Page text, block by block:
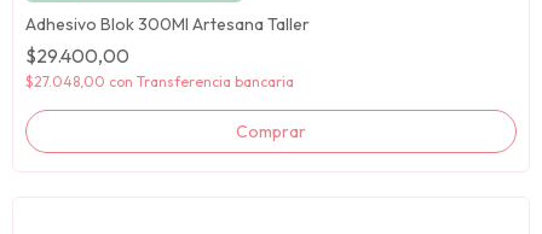
Adhesivo Blok 300Ml Artesana Taller
$29.400,00
$27.048,00 con Transferencia bancaria